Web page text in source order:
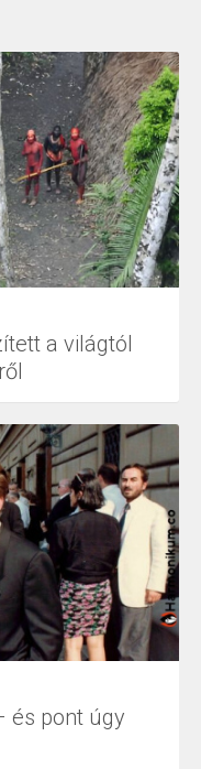
a világtól
és pont úgy